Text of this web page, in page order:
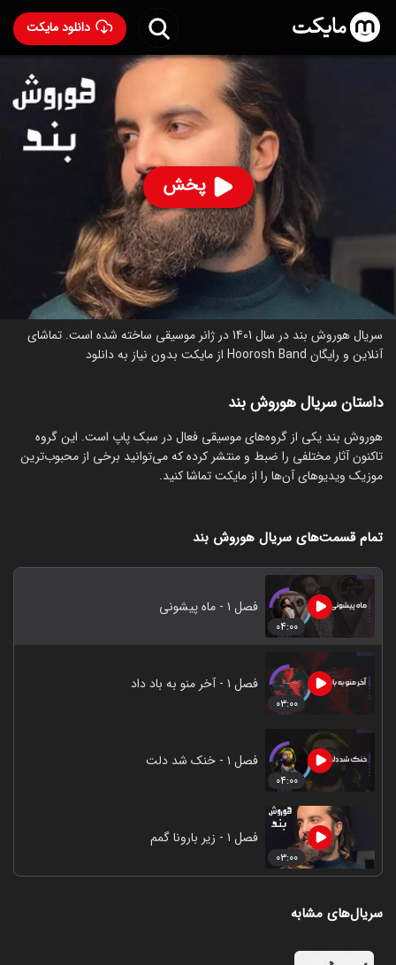
دانلود مایکت
پخش
سریال هوروش بندساخت 1401
رده سنی ۱۳+
قسمت‌ها سریال‌های مشابه
درباره سریال هوروش بند
سریال هوروش بند در سال 1401 در ژانر موسیقی ساخته شده است. تماشای
آنلاین و رایگان Hoorosh Band از مایکت بدون نیاز به دانلود
داستان سریال هوروش بند
‏هوروش بند یکی از گروه‌های موسیقی فعال در سبک پاپ است. این گروه
تاکنون آثار مختلفی را ضبط و منتشر کرده که می‌توانید برخی از محبوب‌ترین
موزیک ویدیوهای آن‌ها را از مایکت تماشا کنید.
تمام قسمت‌های سریال هوروش بند
۰۴:۰۰
فصل ۱ - ماه پیشونی
۰۳:۰۰
فصل ۱ - آخر منو به باد داد
۰۴:۰۰
فصل ۱ - خنک شد دلت
۰۳:۰۰
فصل ۱ - زیر بارونا گمم
سریال‌های مشابه